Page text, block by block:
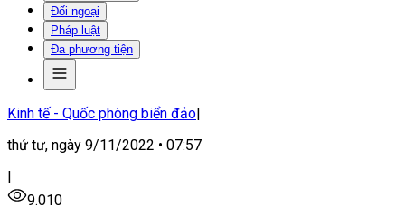
Đối ngoại
Pháp luật
Đa phương tiện
Kinh tế - Quốc phòng biển đảo|
thứ tư, ngày 9/11/2022 • 07:57
|
9.010